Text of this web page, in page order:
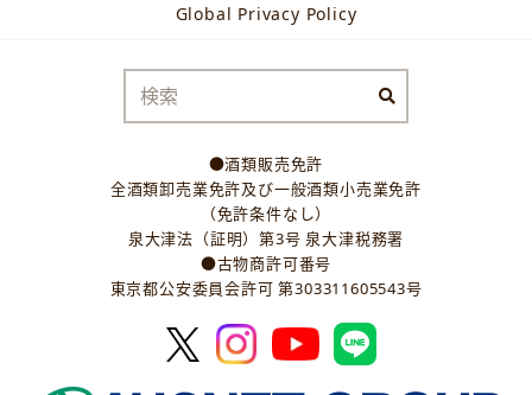
Global Privacy Policy
●酒類販売免許
全酒類卸売業免許及び一般酒類小売業免許
（免許条件なし）
泉大津法（証明）第3号 泉大津税務署
●古物商許可番号
東京都公安委員会許可 第303311605543号